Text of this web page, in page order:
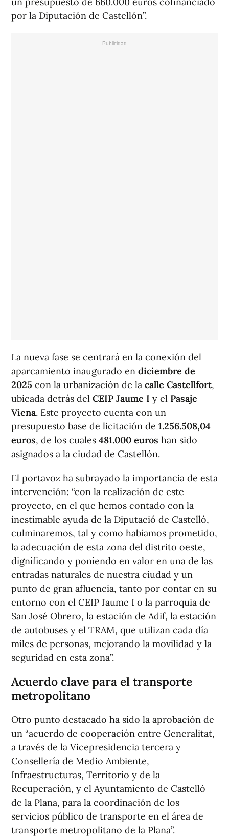
por la Diputación de Castellón”.
La nueva fase se centrará en la conexión del
aparcamiento inaugurado en diciembre de
2025 con la urbanización de la calle Castellfort,
ubicada detrás del CEIP Jaume I y el Pasaje
Viena. Este proyecto cuenta con un
presupuesto base de licitación de 1.256.508,04
euros, de los cuales 481.000 euros han sido
asignados a la ciudad de Castellón.
El portavoz ha subrayado la importancia de esta
intervención: “con la realización de este
proyecto, en el que hemos contado con la
inestimable ayuda de la Diputació de Castelló,
culminaremos, tal y como habíamos prometido,
la adecuación de esta zona del distrito oeste,
dignificando y poniendo en valor en una de las
entradas naturales de nuestra ciudad y un
punto de gran afluencia, tanto por contar en su
entorno con el CEIP Jaume I o la parroquia de
San José Obrero, la estación de Adif, la estación
de autobuses y el TRAM, que utilizan cada día
miles de personas, mejorando la movilidad y la
seguridad en esta zona”.
Acuerdo clave para el transporte
metropolitano
Otro punto destacado ha sido la aprobación de
un “acuerdo de cooperación entre Generalitat,
a través de la Vicepresidencia tercera y
Consellería de Medio Ambiente,
Infraestructuras, Territorio y de la
Recuperación, y el Ayuntamiento de Castelló
de la Plana, para la coordinación de los
servicios público de transporte en el área de
transporte metropolitano de la Plana”.